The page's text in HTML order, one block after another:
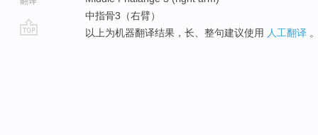
中指骨3（右臂）
以上为机器翻译结果，长、整句建议使用 人工翻译